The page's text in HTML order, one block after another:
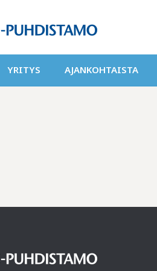
YRITYS AJANKOHTAISTA